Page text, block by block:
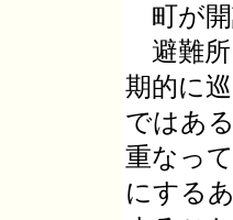
町が開
避難所
期的に
ではあ
重なっ
にする